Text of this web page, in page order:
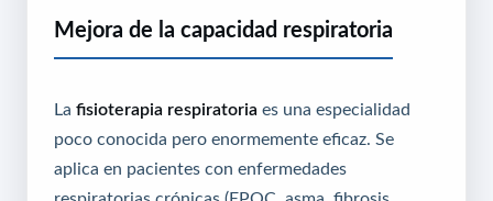
Mejora de la capacidad respiratoria
La fisioterapia respiratoria es una especialidad
poco conocida pero enormemente eficaz. Se
aplica en pacientes con enfermedades